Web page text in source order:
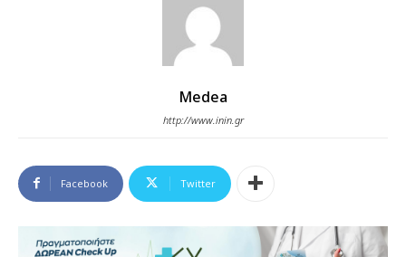
Medea
http://www.inin.gr
Facebook Twitter